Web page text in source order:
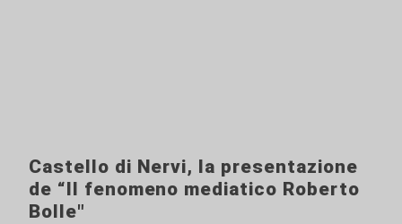
Castello di Nervi, la presentazione
de “Il fenomeno mediatico Roberto
Bolle"